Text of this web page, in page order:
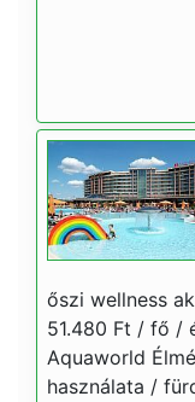
őszi wellness
51.480 Ft / fő /
Aquaworld
használata /